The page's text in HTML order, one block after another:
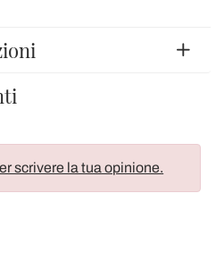
scrivere la tua opinione.